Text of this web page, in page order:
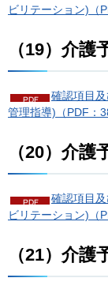
ビリテーション)（
（19）介
確認項目
管理指導)（PDF：
（20）介
確認項目
ビリテーション)（
（21）介